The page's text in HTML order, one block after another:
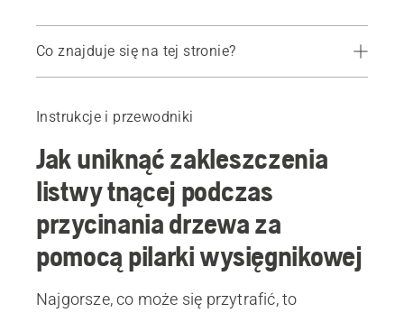
Co znajduje się na tej stronie?
Instrukcje i przewodniki
Jak uniknąć zakleszczenia
listwy tnącej podczas
przycinania drzewa za
pomocą pilarki wysięgnikowej
Najgorsze, co może się przytrafić, to